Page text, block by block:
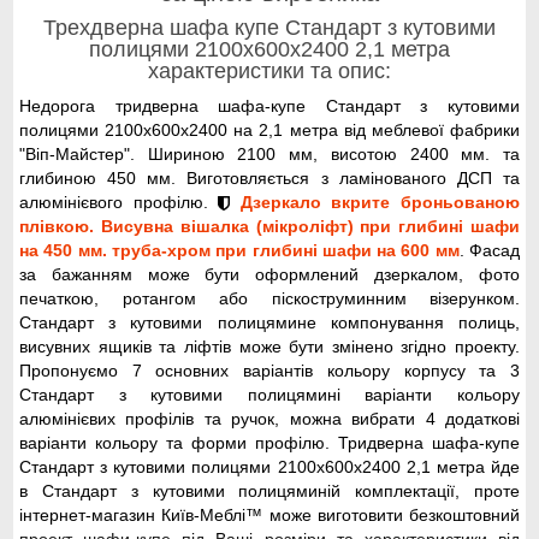
Трехдверна шафа купе Стандарт з кутовими
полицями 2100x600x2400 2,1 метра
характеристики та опис:
Недорога тридверна шафа-купе Стандарт з кутовими
полицями 2100x600x2400 на 2,1 метра від меблевої фабрики
"Віп-Майстер". Шириною 2100 мм, висотою 2400 мм. та
глибиною 450 мм. Виготовляється з ламінованого ДСП та
алюмінієвого профілю.
Дзеркало вкрите броньованою
плівкою. Висувна вішалка (мікроліфт) при глибині шафи
на 450 мм. труба-хром при глибині шафи на 600 мм. Фасад
за бажанням може бути оформлений дзеркалом, фото
печаткою, ротангом або піскоструминним візерунком.
Стандарт з кутовими полицямине компонування полиць,
висувних ящиків та ліфтів може бути змінено згідно проекту.
Пропонуємо 7 основних варіантів кольору корпусу та 3
Стандарт з кутовими полицямині варіанти кольору
алюмінієвих профілів та ручок, можна вибрати 4 додаткові
варіанти кольору та форми профілю. Тридверна шафа-купе
Стандарт з кутовими полицями 2100x600x2400 2,1 метра йде
в Стандарт з кутовими полицяминій комплектації, проте
інтернет-магазин Київ-Меблі™ може виготовити безкоштовний